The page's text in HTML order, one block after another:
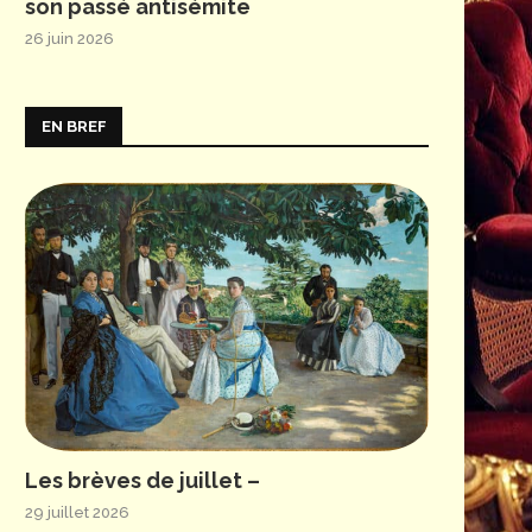
son passé antisémite
26 juin 2026
EN BREF
Les brèves de juillet –
29 juillet 2026